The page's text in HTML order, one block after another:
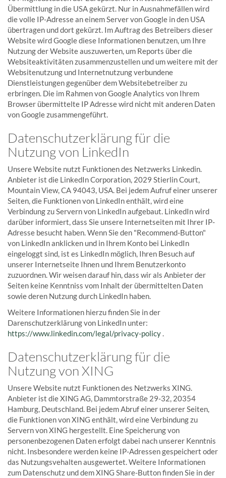
Übermittlung in die USA gekürzt. Nur in Ausnahmefällen wird
die volle IP-Adresse an einem Server von Google in den USA
übertragen und dort gekürzt. Im Auftrag des Betreibers dieser
Website wird Google diese Informationen benutzen, um Ihre
Nutzung der Website auszuwerten, um Reports über die
Websiteaktivitäten zusammenzustellen und um weitere mit der
Websitenutzung und Internetnutzung verbundene
Dienstleistungen gegenüber dem Websitebetreiber zu
erbringen. Die im Rahmen von Google Analytics von Ihrem
Browser übermittelte IP Adresse wird nicht mit anderen Daten
von Google zusammengeführt.
Datenschutzerklärung für die
Nutzung von LinkedIn
Unsere Website nutzt Funktionen des Netzwerks Linkedin.
Anbieter ist die LinkedIn Corporation, 2029 Stierlin Court,
Mountain View, CA 94043, USA. Bei jedem Aufruf einer unserer
Seiten, die Funktionen von LinkedIn enthält, wird eine
Verbindung zu Servern von LinkedIn aufgebaut. LinkedIn wird
darüber informiert, dass Sie unsere Internetseiten mit Ihrer IP-
Adresse besucht haben. Wenn Sie den "Recommend-Button"
von LinkedIn anklicken und in Ihrem Konto bei LinkedIn
eingeloggt sind, ist es LinkedIn möglich, Ihren Besuch auf
unserer Internetseite Ihnen und Ihrem Benutzerkonto
zuzuordnen. Wir weisen darauf hin, dass wir als Anbieter der
Seiten keine Kenntniss vom Inhalt der übermittelten Daten
sowie deren Nutzung durch LinkedIn haben.
Weitere Informationen hierzu finden Sie in der
Darenschutzerklärung von LinkedIn unter:
https://www.linkedin.com/legal/privacy-policy
Datenschutzerklärung für die
Nutzung von XING
Unsere Website nutzt Funktionen des Netzwerks XING.
Anbieter ist die XING AG, Dammtorstraße 29-32, 20354
Hamburg, Deutschland. Bei jedem Abruf einer unserer Seiten,
die Funktionen von XING enthält, wird eine Verbindung zu
Servern von XING hergestellt. Eine Speicherung von
personenbezogenen Daten erfolgt dabei nach unserer Kenntnis
nicht. Insbesondere werden keine IP-Adressen gespeichert oder
das Nutzungsvehalten ausgewertet. Weitere Informationen
zum Datenschutz und dem XING Share-Button finden Sie in der